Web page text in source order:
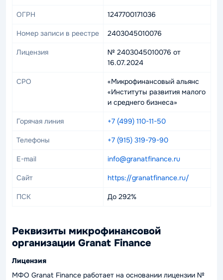
ОГРН 1247700171036
Номер записи в реестре 2403045010076
Лицензия
№ 2403045010076 от
16.07.2024
СРО
«Микрофинансовый альянс
«Институты развития малого
и среднего бизнеса»
Горячая линия +7 (499) 110-11-50
Телефоны +7 (915) 319-79-90
E-mail info@granatfinance.ru
Сайт https://granatfinance.ru/
ПСК До 292%
Реквизиты микрофинансовой
организации Granat Finance
Лицензия
МФО Granat Finance работает на основании лицензии №